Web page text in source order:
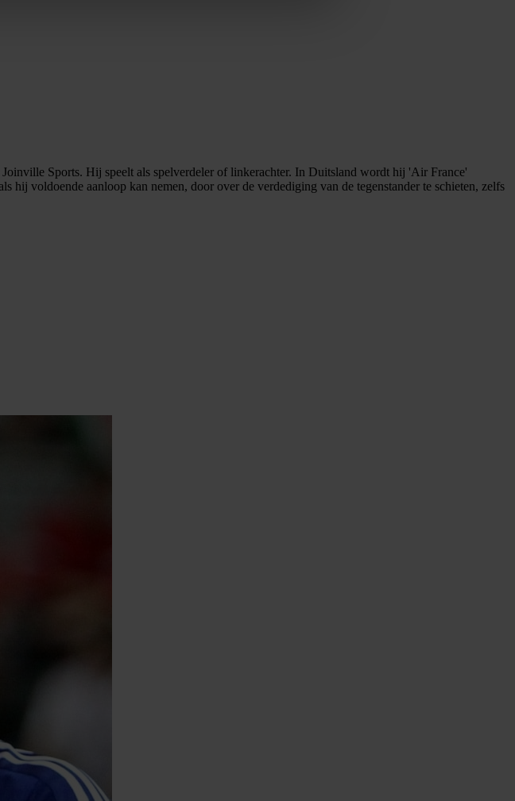
Sports. Hij speelt als spelverdeler of linkerachter. In Duitsland wordt hij 'Air France'
voldoende aanloop kan nemen, door over de verdediging van de tegenstander te schieten, zelfs